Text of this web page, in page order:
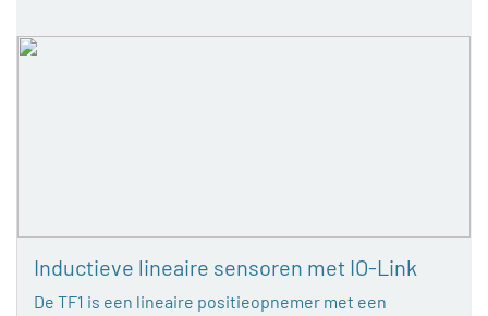
Inductieve lineaire sensoren met IO-Link
De TF1 is een lineaire positieopnemer met een